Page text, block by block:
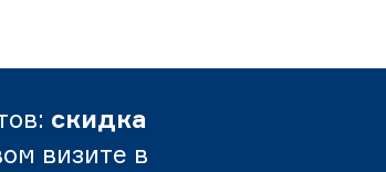
скидка
визите в